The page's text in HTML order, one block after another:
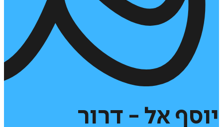
יוסף אל - דרור